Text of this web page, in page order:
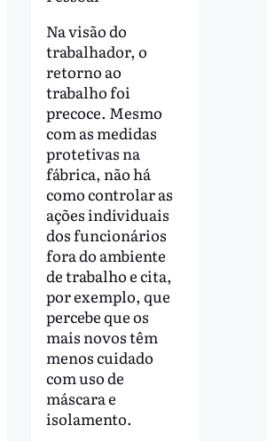
Na visão do
trabalhador, o
retorno ao
trabalho foi
precoce. Mesmo
com as medidas
protetivas na
fábrica, não há
como controlar as
ações individuais
dos funcionários
fora do ambiente
de trabalho e cita,
por exemplo, que
percebe que os
mais novos têm
menos cuidado
com uso de
máscara e
isolamento.